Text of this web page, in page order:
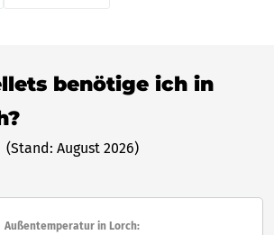
benötige ich in
(Stand: August 2026)
Außentemperatur in Lorch: